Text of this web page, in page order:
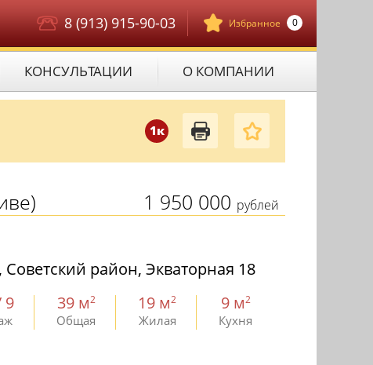
Избранное 0
8 (913) 915-90-03
КОНСУЛЬТАЦИИ О КОМПАНИИ
1к
1 950 000 рублей
район, Экваторная 18
9 39 м2
Общая
19 м2
Жилая
9 м2
Кухня